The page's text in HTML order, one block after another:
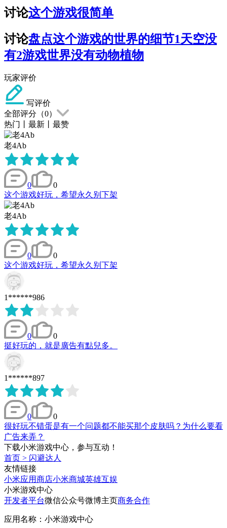
讨论这个游戏很简单
讨论盘点这个游戏的世界的细节1天空没
有2游戏世界没有动物植物
玩家评价
写评价
全部评分（0）
热门
最新 最赞
老4Ab
0
0
这个游戏好玩，希望永久别下架
老4Ab
0
0
这个游戏好玩，希望永久别下架
1******986
0
0
挺好玩的，就是廣告有點兒多。
1******897
0
0
很好玩不错蛋是有一个问题都不能买那个皮肤吗？为什么要看
广告来弄？
下载小米游戏中心，参与互动！
首页 > 闪避达人
友情链接
小米应用商店小米商城英雄互娱
小米游戏中心
开发者平台微信公众号微博主页 商务合作
应用名称：小米游戏中心